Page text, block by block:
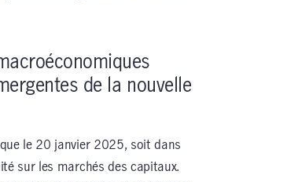
de la nouvelle
le 20 janvier 2025, soit dans
sur les marchés des capitaux.